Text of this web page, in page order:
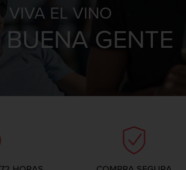
VIVA EL VINO
GENTE